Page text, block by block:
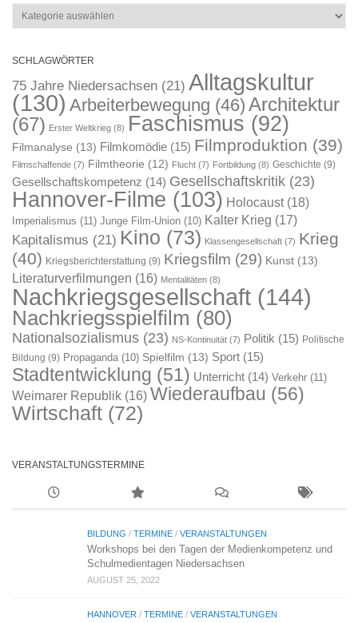
Kategorien
SCHLAGWÖRTER
75 Jahre Niedersachsen (21) Alltagskultur
(130) Arbeiterbewegung (46) Architektur
(67) Erster Weltkrieg (8) Faschismus (92)
Filmanalyse (13) Filmkomödie (15) Filmproduktion (39)
Filmschaffende (7) Filmtheorie (12) Flucht (7) Fortbildung (8) Geschichte (9)
Gesellschaftskompetenz (14) Gesellschaftskritik (23)
Hannover-Filme (103) Holocaust(18)
Imperialismus (11) Junge Film-Union (10) Kalter Krieg (17)
Kapitalismus (21) Kino (73) Klassengesellschaft (7) Krieg
(40) Kriegsberichterstattung (9) Kriegsfilm (29) Kunst (13)
Literaturverfilmungen (16) Mentalitäten (8)
Nachkriegsgesellschaft (144)
Nachkriegsspielfilm (80)
Nationalsozialismus (23) NS-Kontinuität (7) Politik (15) Politische
Bildung (9) Propaganda (10) Spielfilm (13) Sport (15)
Stadtentwicklung (51) Unterricht (14) Verkehr (11)
Weimarer Republik (16) Wiederaufbau (56)
Wirtschaft (72)
VERANSTALTUNGSTERMINE
BILDUNG / TERMINE / VERANSTALTUNGEN
Workshops bei den Tagen der Medienkompetenz und
Schulmedientagen Niedersachsen
AUGUST 25, 2022
HANNOVER / TERMINE / VERANSTALTUNGEN